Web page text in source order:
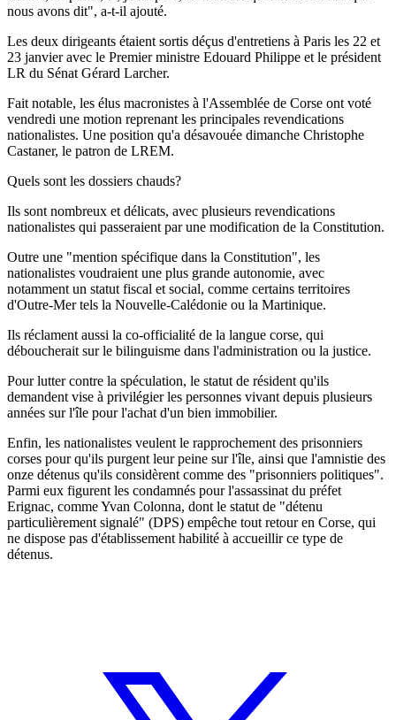
nous avons dit", a-t-il ajouté.
Les deux dirigeants étaient sortis déçus d'entretiens à Paris les 22 et
23 janvier avec le Premier ministre Edouard Philippe et le président
LR du Sénat Gérard Larcher.
Fait notable, les élus macronistes à l'Assemblée de Corse ont voté
vendredi une motion reprenant les principales revendications
nationalistes. Une position qu'a désavouée dimanche Christophe
Castaner, le patron de LREM.
Quels sont les dossiers chauds?
Ils sont nombreux et délicats, avec plusieurs revendications
nationalistes qui passeraient par une modification de la Constitution.
Outre une "mention spécifique dans la Constitution", les
nationalistes voudraient une plus grande autonomie, avec
notamment un statut fiscal et social, comme certains territoires
d'Outre-Mer tels la Nouvelle-Calédonie ou la Martinique.
Ils réclament aussi la co-officialité de la langue corse, qui
déboucherait sur le bilinguisme dans l'administration ou la justice.
Pour lutter contre la spéculation, le statut de résident qu'ils
demandent vise à privilégier les personnes vivant depuis plusieurs
années sur l'île pour l'achat d'un bien immobilier.
Enfin, les nationalistes veulent le rapprochement des prisonniers
corses pour qu'ils purgent leur peine sur l'île, ainsi que l'amnistie des
onze détenus qu'ils considèrent comme des "prisonniers politiques".
Parmi eux figurent les condamnés pour l'assassinat du préfet
Erignac, comme Yvan Colonna, dont le statut de "détenu
particulièrement signalé" (DPS) empêche tout retour en Corse, qui
ne dispose pas d'établissement habilité à accueillir ce type de
détenus.